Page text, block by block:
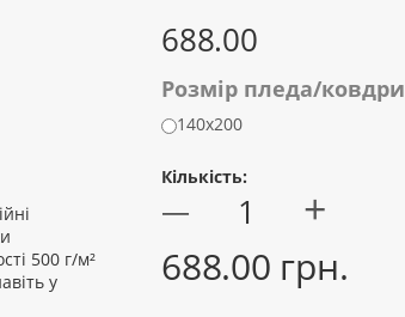
500 г/м²
у
688.00
Розмір пледа/ковдри
140х200
Кількість:
— +
688.00 грн.